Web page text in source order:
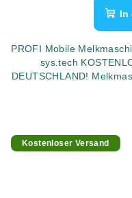
In
PROFI Mobile
sys.tech
DEUTSCHLAND!
Kostenloser Versand